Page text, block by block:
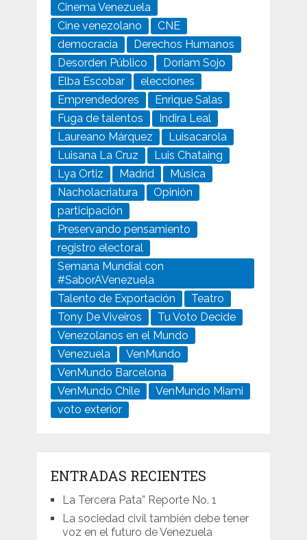
Cinema Venezuela
Cine venezolano
CNE
democracia
Derechos Humanos
Desorden Público
Doriam Sojo
Elba Escobar
elecciones
Emprendedores
Enrique Salas
Fuga de talentos
Indira Leal
Laureano Márquez
Luisacarola
Luisana La Cruz
Luis Chataing
Lya Ortiz
Madrid
Música
Nacholacriatura
Opinión
participación
Preservando pensamiento
registro electoral
Semana Mundial con
#SaborAVenezuela
Talento de Exportación
Teatro
Tony De Viveiros
Tu Voto Decide
Venezolanos en el Mundo
Venezuela
VenMundo
VenMundo Barcelona
VenMundo Chile
VenMundo Miami
voto exterior
ENTRADAS RECIENTES
La Tercera Pata” Reporte No. 1
La sociedad civil también debe tener
voz en el futuro de Venezuela